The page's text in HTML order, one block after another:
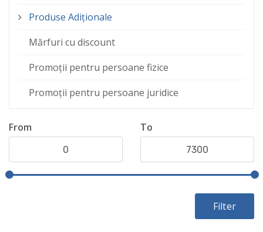
Produse Adiționale
Mărfuri cu discount
Promoții pentru persoane fizice
Promoții pentru persoane juridice
From To
Filter